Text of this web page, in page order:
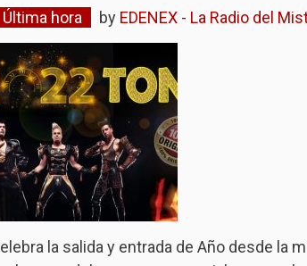
Última hora by EDENEX - La Radio del
la salida y entrada de Año desde la